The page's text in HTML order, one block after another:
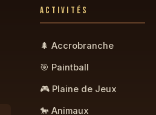
ACTIVITÉS
🌲 Accrobranche
🎯 Paintball
🎮 Plaine de Jeux
🐎 Animaux